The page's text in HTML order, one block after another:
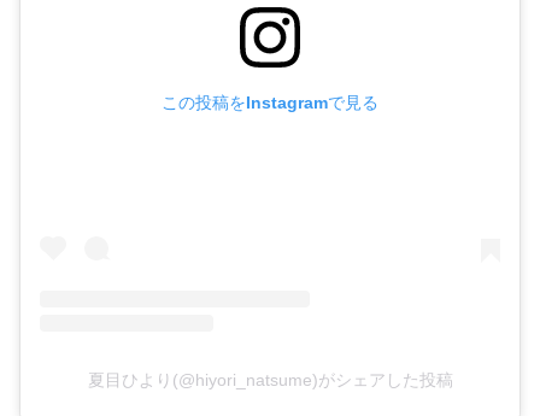
この投稿をInstagramで見る
夏目ひより(@hiyori_natsume)がシェアした投稿